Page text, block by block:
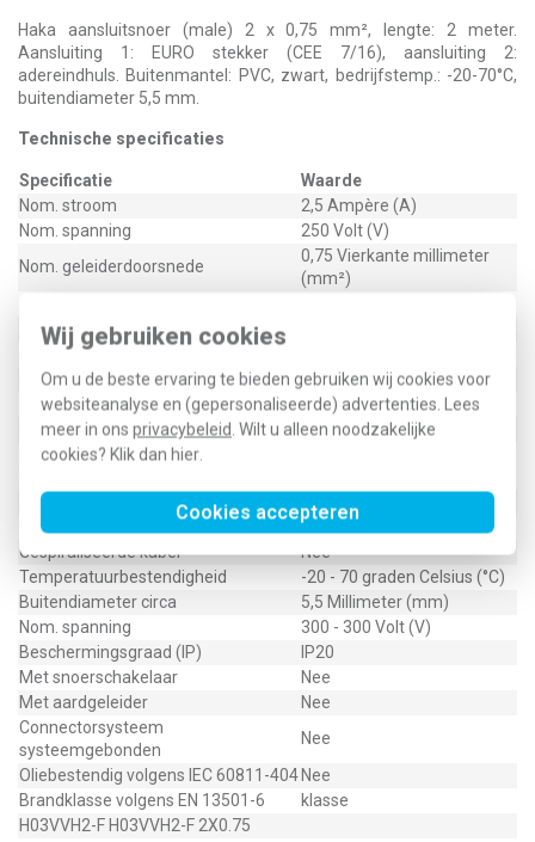
Wij gebruiken cookies
Om u de beste ervaring te bieden gebruiken wij cookies voor
websiteanalyse en (gepersonaliseerde) advertenties. Lees
meer in ons privacybeleid . Wilt u alleen noodzakelijke
cookies? Klik dan hier
Cookies accepteren
Haka aansluitsnoer (male) 2 x 0,75 mm², lengte: 2 meter.
Aansluiting 1: EURO stekker (CEE 7/16), aansluiting 2:
adereindhuls. Buitenmantel: PVC, zwart, bedrijfstemp.: -20-70°C,
buitendiameter 5,5 mm.
Technische specificaties
Specificatie
Waarde
Nom. stroom
2,5 Ampère (A)
Nom. spanning
250 Volt (V)
Nom. geleiderdoorsnede
0,75 Vierkante millimeter
(mm²)
Aansluiting 2
Lengte
Oliebestendig volgens EN 60811-2-1
Nee
Mantelkleur
Zwart
Mantelmateriaal
Polyvinylchloride (PVC)
Beschermingsgeleider (geel/groene
Aantal aders
Kleur buitenmantel
Zwart
Gespiraliseerde kabel
Nee
Temperatuurbestendigheid
-20 - 70 graden Celsius (°C)
Buitendiameter circa
5,5 Millimeter (mm)
Nom. spanning
300 - 300 Volt (V)
Beschermingsgraad (IP)
IP20
Met snoerschakelaar
Nee
Met aardgeleider
Nee
Connectorsysteem
systeemgebonden
Nee
Oliebestendig volgens IEC 60811-404 Nee
Brandklasse volgens EN 13501-6
klasse
H03VVH2-F H03VVH2-F 2X0.75